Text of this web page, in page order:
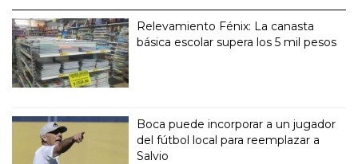
Relevamiento Fénix: La canasta
básica escolar supera los 5 mil pesos
Boca puede incorporar a un jugador
del fútbol local para reemplazar a
Salvio